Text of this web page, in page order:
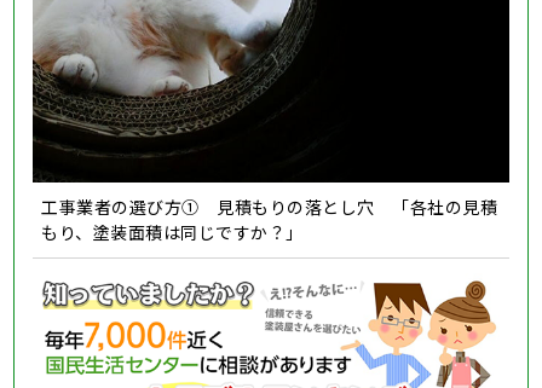
工事業者の選び方① 見積もりの落とし穴 「各社の見積
もり、塗装面積は同じですか？」